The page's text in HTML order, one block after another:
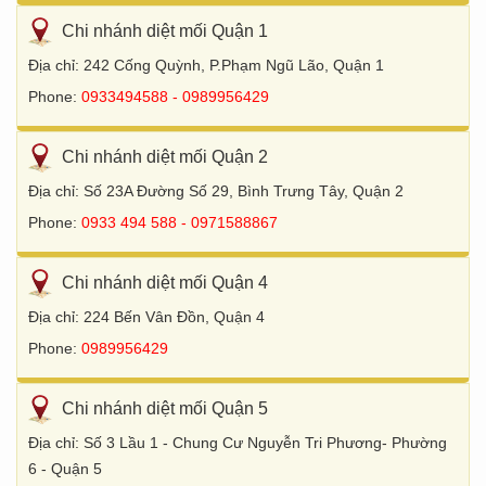
Chi nhánh diệt mối Quận 1
Địa chỉ: 242 Cống Quỳnh, P.Phạm Ngũ Lão, Quận 1
Phone: 0933494588 - 0989956429
Chi nhánh diệt mối Quận 2
Địa chỉ: Số 23A Đường Số 29, Bình Trưng Tây, Quận 2
Phone: 0933 494 588 - 0971588867
Chi nhánh diệt mối Quận 4
Địa chỉ: 224 Bến Vân Đồn, Quận 4
Phone: 0989956429
Chi nhánh diệt mối Quận 5
Địa chỉ: Số 3 Lầu 1 - Chung Cư Nguyễn Tri Phương- Phường
6 - Quận 5